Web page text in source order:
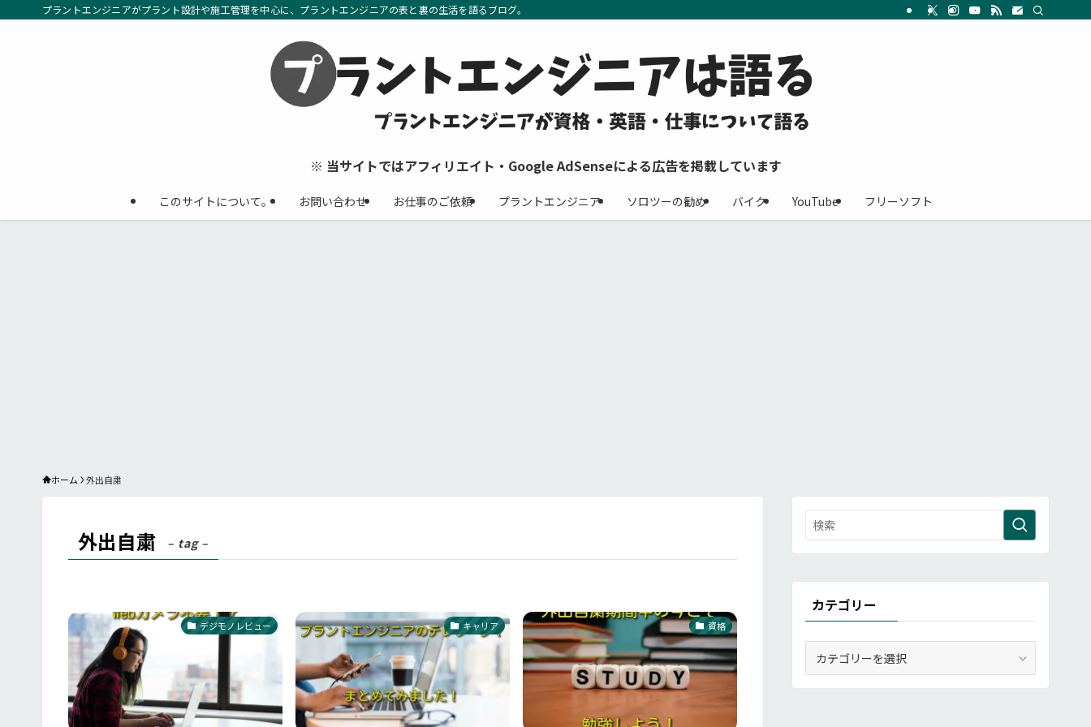
プラントエンジニアがプラント設計や施工管理を中心に、プラントエンジニアの表と裏の生活を語るブログ。
このサイトについて。 お問い合わせ お仕事のご依頼 プラントエンジニア ソロツーの勧め バイク YouTube フリーソフト
※ 当サイトではアフィリエイト・Google AdSenseによる広告を掲載しています
ホーム 外出自粛
外出自粛 – tag –
デジモノレビュー キャリア 資格
カテゴリー
ゴ